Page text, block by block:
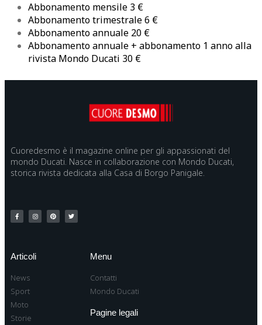
Abbonamento mensile 3 €
Abbonamento trimestrale 6 €
Abbonamento annuale 20 €
Abbonamento annuale + abbonamento 1 anno alla
rivista Mondo Ducati 30 €
Cuoredesmo è il magazine online per gli appassionati del
mondo Ducati. Nasce in collaborazione con Mondo Ducati,
storica rivista dedicata alla Casa di Borgo Panigale.
Articoli
News
Sport
Moto
Storie
Menu
Contatti
Mondo Ducati
Pagine legali